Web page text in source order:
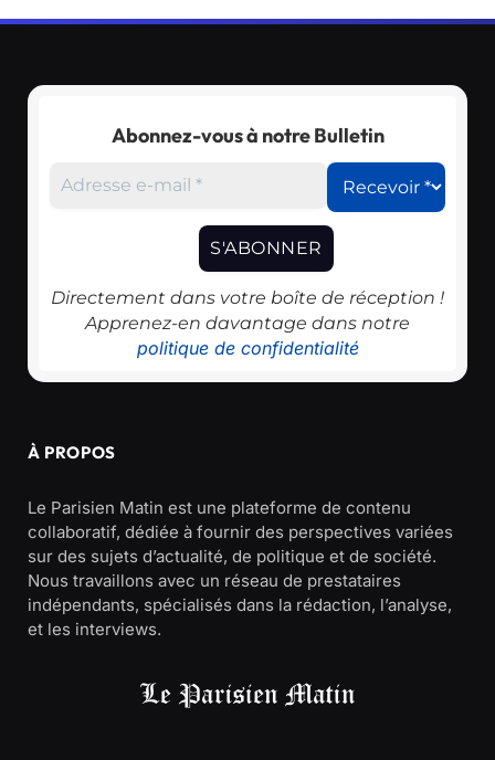
Abonnez-vous à notre Bulletin
Directement dans votre boîte de réception !
Apprenez-en davantage dans notre
politique de confidentialité
À PROPOS
Le Parisien Matin est une plateforme de contenu
collaboratif, dédiée à fournir des perspectives variées
sur des sujets d’actualité, de politique et de société.
Nous travaillons avec un réseau de prestataires
indépendants, spécialisés dans la rédaction, l’analyse,
et les interviews.